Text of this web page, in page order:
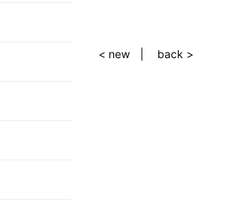
< new back >